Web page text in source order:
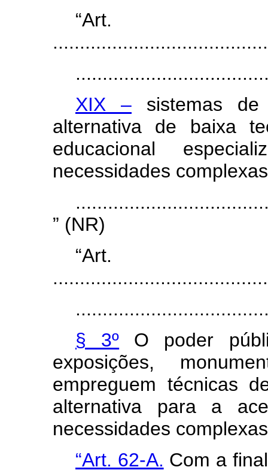
XIX – sistemas de
alternativa de baixa
educacional
necessidades
” (NR)
§ 3º O poder
exposições,
empreguem técnicas
alternativa para a
necessidades
“Art. 62-A. Com a